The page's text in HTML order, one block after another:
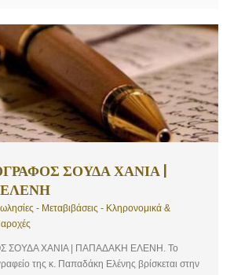
ΣΟΥΔΑ ΧΑΝΙΑ |
- Μεταβιβάσεις - Κληρονομικά &
ΣΟΥΔΑ ΧΑΝΙΑ | ΠΑΠΑΔΑΚΗ ΕΛΕΝΗ. Το
της κ. Παπαδάκη Ελένης βρίσκεται στην